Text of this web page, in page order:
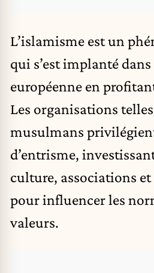
L’islamisme est un
qui s’est implanté
européenne en
Les organisations
musulmans
d’entrisme,
culture, associations
pour influencer les
valeurs.